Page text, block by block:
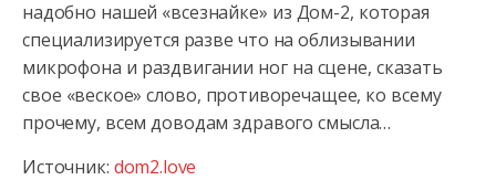
надобно нашей «всезнайке» из Дом-2, которая
специализируется разве что на облизывании
микрофона и раздвигании ног на сцене, сказать
свое «веское» слово, противоречащее, ко всему
прочему, всем доводам здравого смысла…
Источник: dom2.love